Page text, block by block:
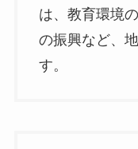
は、教育環境
の振興など、
す。